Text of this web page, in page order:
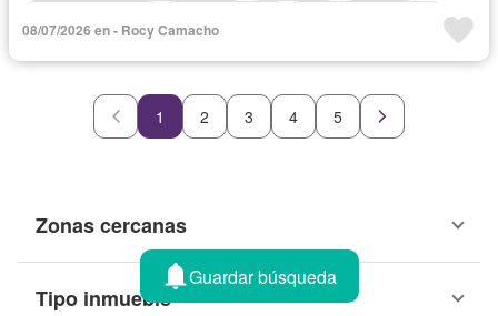
Cuarto de servicio
Electricidad
Gas natural
Internet Jacuzzi
Despacho
Recámara con closet
Sala polivalente
Seguridad
Televisión por cable
Terraza Vista panorámica
08/07/2026 en - Rocy Camacho
1 2 3 4 5
Zonas cercanas
Tipo inmueble
Guardar búsqueda